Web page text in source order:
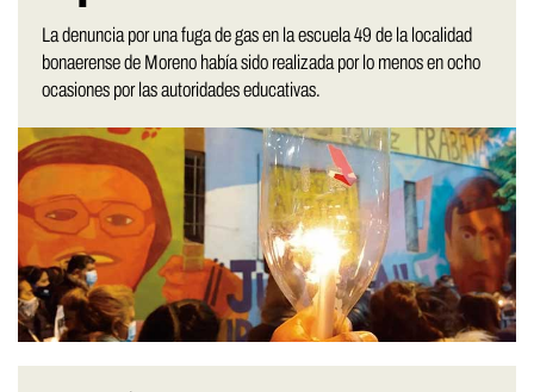
La denuncia por una fuga de gas en la escuela 49 de la localidad
bonaerense de Moreno había sido realizada por lo menos en ocho
ocasiones por las autoridades educativas.